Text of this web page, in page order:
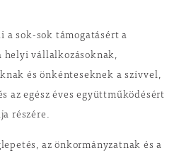
sok-sok támogatásért a
helyi vállalkozásoknak,
és önkénteseknek a szívvel,
az egész éves együttműködésért
részére.
az önkormányzatnak és a